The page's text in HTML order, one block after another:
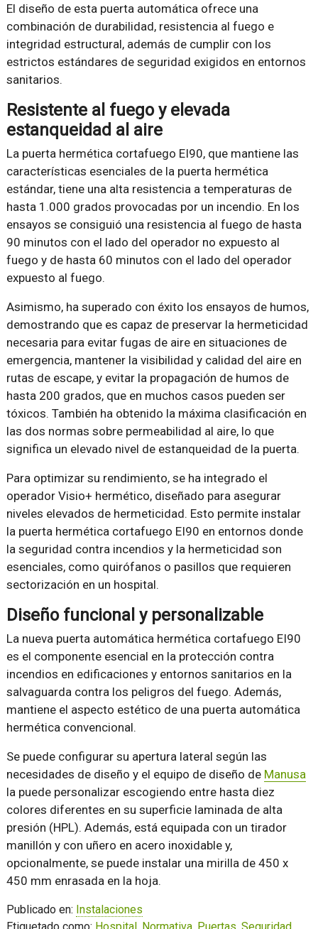
El diseño de esta puerta automática ofrece una
combinación de durabilidad, resistencia al fuego e
integridad estructural, además de cumplir con los
estrictos estándares de seguridad exigidos en entornos
sanitarios.
Resistente al fuego y elevada
estanqueidad al aire
La puerta hermética cortafuego EI90, que mantiene las
características esenciales de la puerta hermética
estándar, tiene una alta resistencia a temperaturas de
hasta 1.000 grados provocadas por un incendio. En los
ensayos se consiguió una resistencia al fuego de hasta
90 minutos con el lado del operador no expuesto al
fuego y de hasta 60 minutos con el lado del operador
expuesto al fuego.
Asimismo, ha superado con éxito los ensayos de humos,
demostrando que es capaz de preservar la hermeticidad
necesaria para evitar fugas de aire en situaciones de
emergencia, mantener la visibilidad y calidad del aire en
rutas de escape, y evitar la propagación de humos de
hasta 200 grados, que en muchos casos pueden ser
tóxicos. También ha obtenido la máxima clasificación en
las dos normas sobre permeabilidad al aire, lo que
significa un elevado nivel de estanqueidad de la puerta.
Para optimizar su rendimiento, se ha integrado el
operador Visio+ hermético, diseñado para asegurar
niveles elevados de hermeticidad. Esto permite instalar
la puerta hermética cortafuego EI90 en entornos donde
la seguridad contra incendios y la hermeticidad son
esenciales, como quirófanos o pasillos que requieren
sectorización en un hospital.
Diseño funcional y personalizable
La nueva puerta automática hermética cortafuego EI90
es el componente esencial en la protección contra
incendios en edificaciones y entornos sanitarios en la
salvaguarda contra los peligros del fuego. Además,
mantiene el aspecto estético de una puerta automática
hermética convencional.
Se puede configurar su apertura lateral según las
necesidades de diseño y el equipo de diseño de Manusa
la puede personalizar escogiendo entre hasta diez
colores diferentes en su superficie laminada de alta
presión (HPL). Además, está equipada con un tirador
manillón y con uñero en acero inoxidable y,
opcionalmente, se puede instalar una mirilla de 450 x
450 mm enrasada en la hoja.
Publicado en: Instalaciones